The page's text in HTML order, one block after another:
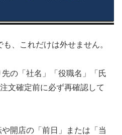
、これだけは外せません。
先の「社名」「役職名」「氏
文確定前に必ず再確認して
や開店の「前日」または「当